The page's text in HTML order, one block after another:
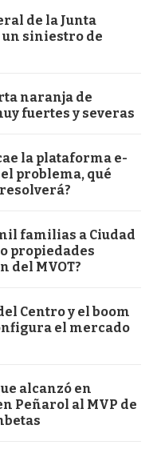
de la Junta
un siniestro de
naranja de
fuertes y severas
la plataforma e-
el problema, qué
familias a Ciudad
propiedades
del MVOT?
Centro y el boom
el mercado
alcanzó en
Peñarol al MVP de